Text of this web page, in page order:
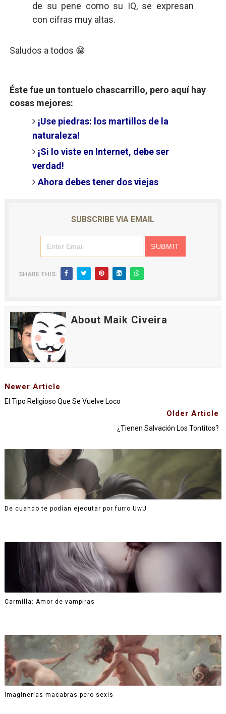
de su pene como su IQ, se expresan
con cifras muy altas.
Saludos a todos 😁
Éste fue un tontuelo chascarrillo, pero aquí hay
cosas mejores:
¡Use piedras: los martillos de la
naturaleza!
¡Si lo viste en Internet, debe ser
verdad!
Ahora debes tener dos viejas
SUBSCRIBE VIA EMAIL
SHARE THIS:
About Maik Civeira
Newer Article
El Tipo Religioso Que Se Vuelve Loco
Older Article
¿Tienen Salvación Los Tontitos?
De cuando te podían ejecutar por furro UwU
Carmilla: Amor de vampiras
Imaginerías macabras pero sexis